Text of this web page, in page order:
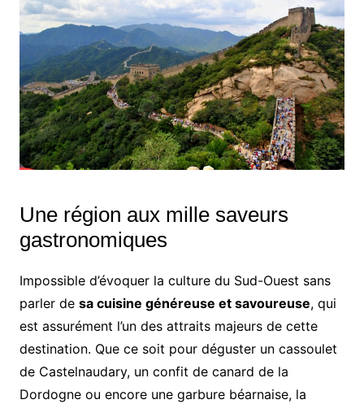
Une région aux mille saveurs
gastronomiques
Impossible d’évoquer la culture du Sud-Ouest sans
parler de sa cuisine généreuse et savoureuse, qui
est assurément l’un des attraits majeurs de cette
destination. Que ce soit pour déguster un cassoulet
de Castelnaudary, un confit de canard de la
Dordogne ou encore une garbure béarnaise, la